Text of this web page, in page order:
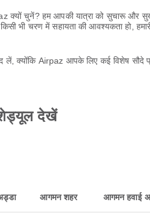
क्यों चुनें? हम आपकी यात्रा को सुचारू और
भी चरण में सहायता की आवश्यकता हो,
क्योंकि Airpaz आपके लिए कई विशेष सौदे
शेड्यूल देखें
आगमन शहर आगमन हवाई